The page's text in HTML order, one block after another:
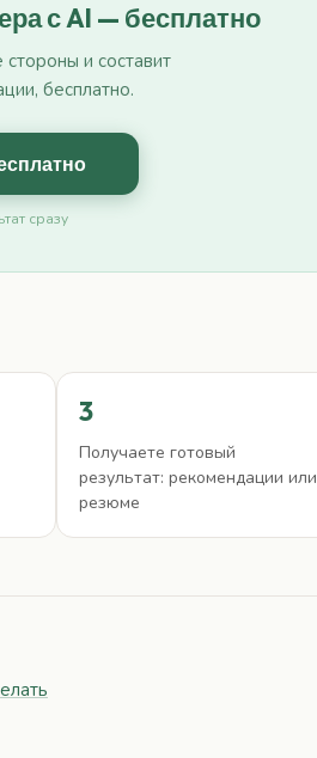
с AI — бесплатно
и составит
бесплатно.
сразу
3
Получаете готовый
результат: рекомендации или
резюме